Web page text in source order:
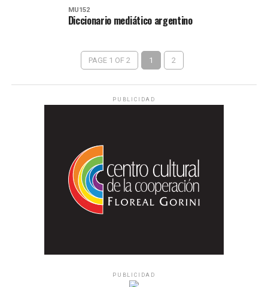
MU152
Diccionario mediático argentino
PAGE 1 OF 2 1 2
PUBLICIDAD
PUBLICIDAD